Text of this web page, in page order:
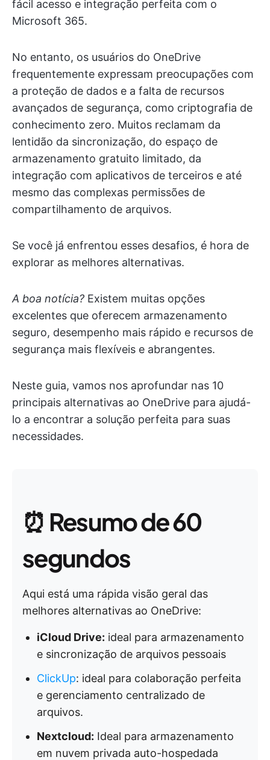
fácil acesso e integração perfeita com o
Microsoft 365.
No entanto, os usuários do OneDrive
frequentemente expressam preocupações com
a proteção de dados e a falta de recursos
avançados de segurança, como criptografia de
conhecimento zero. Muitos reclamam da
lentidão da sincronização, do espaço de
armazenamento gratuito limitado, da
integração com aplicativos de terceiros e até
mesmo das complexas permissões de
compartilhamento de arquivos.
Se você já enfrentou esses desafios, é hora de
explorar as melhores alternativas.
A boa notícia? Existem muitas opções
excelentes que oferecem armazenamento
seguro, desempenho mais rápido e recursos de
segurança mais flexíveis e abrangentes.
Neste guia, vamos nos aprofundar nas 10
principais alternativas ao OneDrive para ajudá-
lo a encontrar a solução perfeita para suas
necessidades.
⏰ Resumo de 60
segundos
Aqui está uma rápida visão geral das
melhores alternativas ao OneDrive:
iCloud Drive: ideal para armazenamento
e sincronização de arquivos pessoais
ClickUp: ideal para colaboração perfeita
e gerenciamento centralizado de
arquivos.
Nextcloud: Ideal para armazenamento
em nuvem privada auto-hospedada